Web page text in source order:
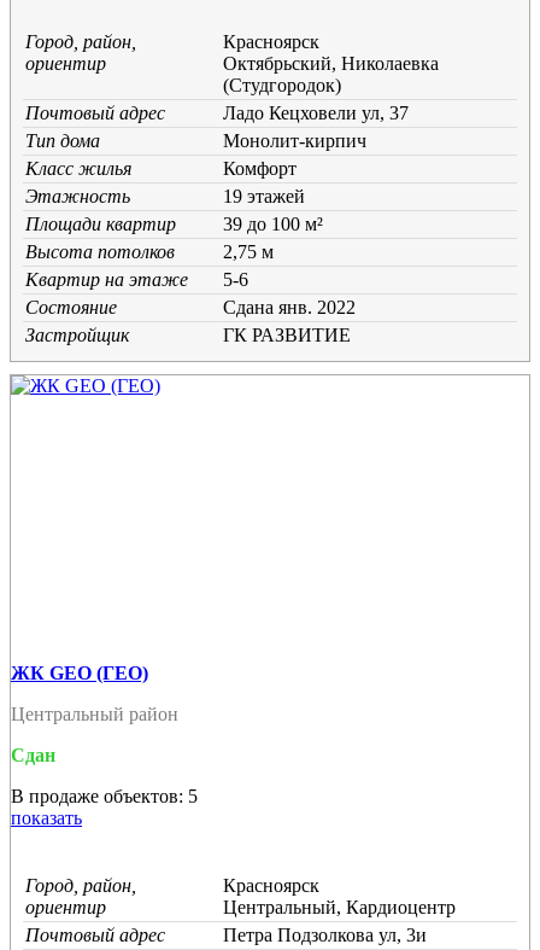
Город, район,
ориентир
Красноярск
Октябрьский, Николаевка
(Студгородок)
Почтовый адрес
Ладо Кецховели ул, 37
Тип дома
Монолит-кирпич
Класс жилья
Комфорт
Этажность
19 этажей
Площади квартир
39 до 100 м²
Высота потолков
2,75 м
Квартир на этаже
5-6
Состояние
Cдана янв. 2022
Застройщик
ГК РАЗВИТИЕ
ЖК GEO (ГЕО)
Центральный район
Сдан
В продаже объектов: 5
показать
Город, район,
ориентир
Красноярск
Центральный, Кардиоцентр
Почтовый адрес
Петра Подзолкова ул, 3и